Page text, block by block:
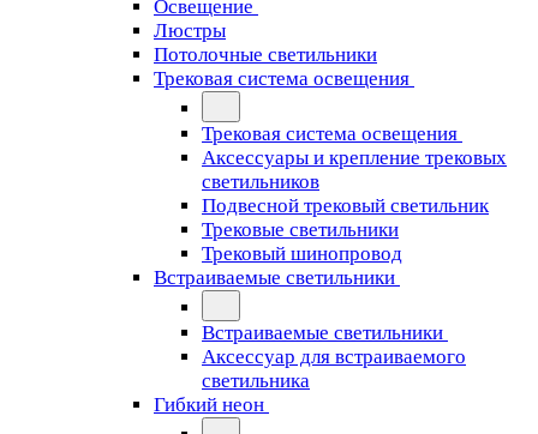
Освещение
Люстры
Потолочные светильники
Трековая система освещения
Трековая система освещения
Аксессуары и крепление трековых
светильников
Подвесной трековый светильник
Трековые светильники
Трековый шинопровод
Встраиваемые светильники
Встраиваемые светильники
Аксессуар для встраиваемого
светильника
Гибкий неон